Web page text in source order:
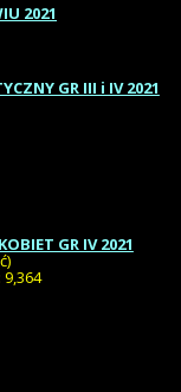
2021
GR III i IV 2021
GR IV 2021
9,364